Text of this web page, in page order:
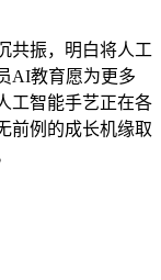
振，明白将人工
AI教育愿为更多
工智能手艺正在各
前例的成长机缘取